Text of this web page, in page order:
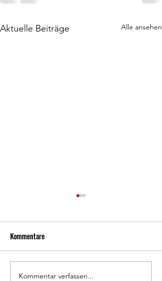
Aktuelle Beiträge Alle ansehen
Kommentare
Kommentar verfassen...